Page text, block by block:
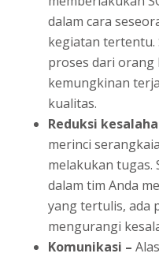
dalam cara
kegiatan tertentu.
proses dari orang
kemungkinan
kualitas.
Reduksi
merinci
melakukan tugas.
dalam tim Anda
yang tertulis, ada
mengurangi
Komunikasi –